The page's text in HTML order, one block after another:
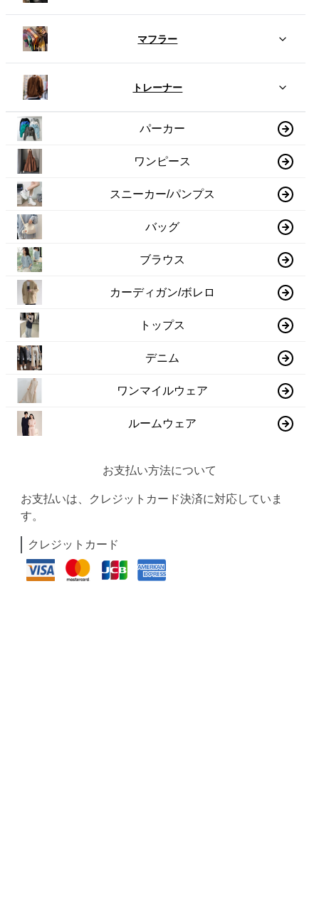
マフラー
トレーナー
パーカー
ワンピース
スニーカー/パンプス
バッグ
ブラウス
カーディガン/ボレロ
トップス
デニム
ワンマイルウェア
ルームウェア
お支払い方法について
お支払いは、クレジットカード決済に対応していま
す。
クレジットカード